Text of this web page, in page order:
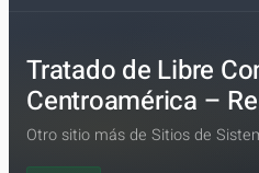
Tratado de Libre
Centroamérica –
Otro sitio más de Sitios de